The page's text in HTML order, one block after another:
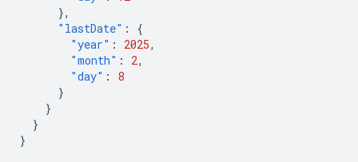
},
"lastDate" :
{
"year" : 2025,
"month" : 2,
"day" :
8
}
}
}
}